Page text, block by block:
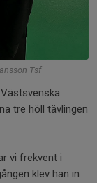
Tsf
tre höll tävlingen
vi frekvent i
klev han in